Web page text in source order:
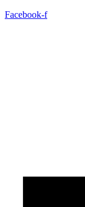
Facebook-f